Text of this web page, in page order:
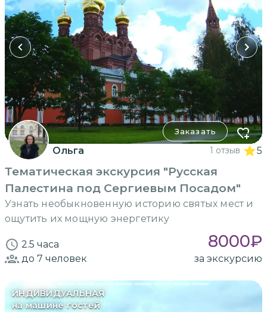
Заказать
Ольга 1 отзыв 5
Тематическая экскурсия "Русская
Палестина под Сергиевым Посадом"
Узнать необыкновенную историю святых мест и
ощутить их мощную энергетику
2.5 часа 8000₽
до 7 человек за экскурсию
ИНДИВИДУАЛЬНАЯ
на машине гостей